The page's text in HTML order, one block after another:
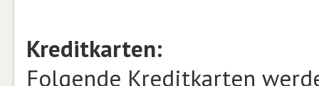
Kreditkarten:
Folgende Kreditkarten